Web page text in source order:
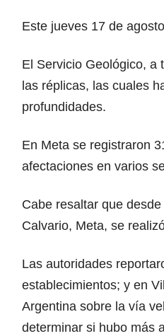
Este jueves 17 de
El Servicio Geológico, a
las réplicas, las cuales
profundidades.
En Meta se registraron
afectaciones en varios
Cabe resaltar que
Calvario, Meta, se
Las autoridades
establecimientos; y en
Argentina sobre la vía
determinar si hubo más